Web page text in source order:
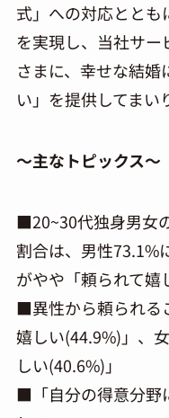
式」への対応ととも
を実現し、当社サ
さまに、幸せな結
い」を提供してまい
～主なトピックス～
■20~30代独身男女
割合は、男性73.1%
がやや「頼られて嬉
■異性から頼られる
嬉しい(44.9%)」、
しい(40.6%)」
■「自分の得意分野